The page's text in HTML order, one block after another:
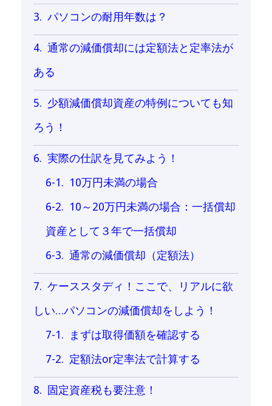
パソコンの耐用年数は？
通常の減価償却には定額法と定率法が
ある
少額減価償却資産の特例についても知
ろう！
実際の仕訳を見てみよう！
10万円未満の場合
10～20万円未満の場合：一括償却
資産として３年で一括償却
通常の減価償却（定額法）
ケーススタディ！ここで、リアルに欲
しい…パソコンの減価償却をしよう！
まずは取得価額を確認する
定額法or定率法で計算する
固定資産税も要注意！